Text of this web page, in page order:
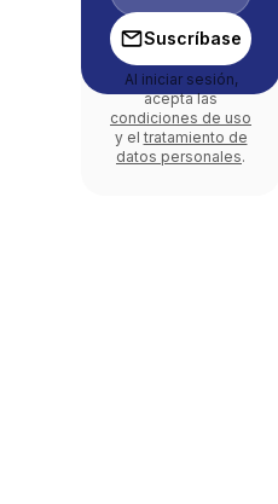
Suscríbase
Al iniciar sesión,
acepta las
condiciones de uso
y el tratamiento de
datos personales.